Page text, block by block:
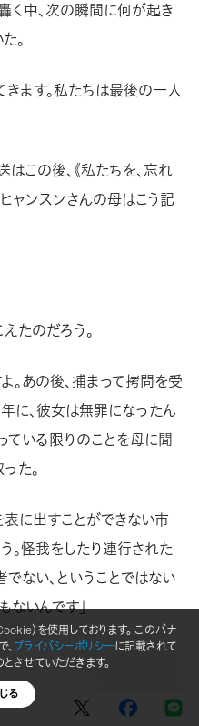
く中、次の瞬間に何が起き
。
きます。私たちは最後の一人
この後、《私たちを、忘れ
ャンスンさんの母はこう記
たのだろう。
。あの後、捕まって拷問を受
に、彼女は無罪になったん
ている限りのことを母に聞
た。
表に出すことができない市
。怪我をしたり連行された
ない、ということではない
ないんです」
）を使用しております。 このバナ
プライバシーポリシーに記載されて
させていただきます。
る